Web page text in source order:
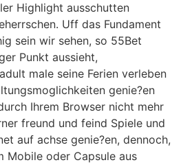
Highlight ausschutten
Uff das Fundament
sein wir sehen, so 55Bet
Punkt aussieht,
male seine Ferien verleben
genie?en
Ihrem Browser nicht mehr
freund und feind Spiele und
auf achse genie?en, dennoch,
Mobile oder Capsule aus